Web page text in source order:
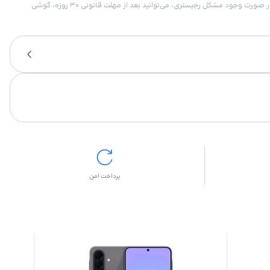
امکان برگشت کالا در گروه موبایل با دلیل “انصراف از خرید“ تنها در صورتی مورد قبول است که پلمب کالا باز نشده باشد. تمام گوشی‌های جی‌اس‌ام ضمانت رجیستری دارند. در صورت وجود مشکل رجیستری، می‌توانید بعد از مهلت قانونی ۳۰ روزه، گوشی
پرداخت امن